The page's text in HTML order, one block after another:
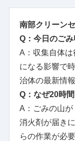
南部クリーン
Q：今日のご
A：収集自体
になる影響で
治体の最新情
Q：なぜ20時
A：ごみの山
消火剤が届き
らの作業が必